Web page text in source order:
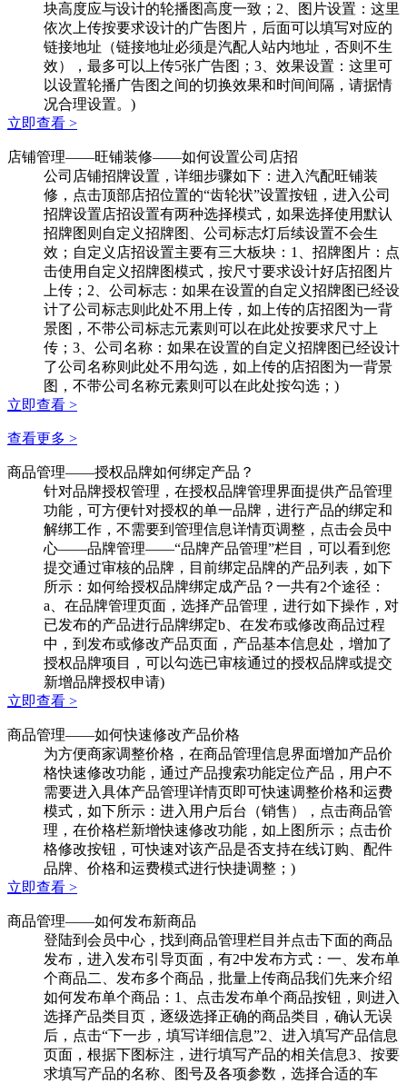
块高度应与设计的轮播图高度一致；2、图片设置：这里
依次上传按要求设计的广告图片，后面可以填写对应的
链接地址（链接地址必须是汽配人站内地址，否则不生
效），最多可以上传5张广告图；3、效果设置：这里可
以设置轮播广告图之间的切换效果和时间间隔，请据情
况合理设置。)
立即查看 >
店铺管理——旺铺装修——如何设置公司店招
公司店铺招牌设置，详细步骤如下：进入汽配旺铺装
修，点击顶部店招位置的“齿轮状”设置按钮，进入公司
招牌设置店招设置有两种选择模式，如果选择使用默认
招牌图则自定义招牌图、公司标志灯后续设置不会生
效；自定义店招设置主要有三大板块：1、招牌图片：点
击使用自定义招牌图模式，按尺寸要求设计好店招图片
上传；2、公司标志：如果在设置的自定义招牌图已经设
计了公司标志则此处不用上传，如上传的店招图为一背
景图，不带公司标志元素则可以在此处按要求尺寸上
传；3、公司名称：如果在设置的自定义招牌图已经设计
了公司名称则此处不用勾选，如上传的店招图为一背景
图，不带公司名称元素则可以在此处按勾选；)
立即查看 >
查看更多 >
商品管理——授权品牌如何绑定产品？
针对品牌授权管理，在授权品牌管理界面提供产品管理
功能，可方便针对授权的单一品牌，进行产品的绑定和
解绑工作，不需要到管理信息详情页调整，点击会员中
心——品牌管理——“品牌产品管理”栏目，可以看到您
提交通过审核的品牌，目前绑定品牌的产品列表，如下
所示：如何给授权品牌绑定成产品？一共有2个途径：
a、在品牌管理页面，选择产品管理，进行如下操作，对
已发布的产品进行品牌绑定b、在发布或修改商品过程
中，到发布或修改产品页面，产品基本信息处，增加了
授权品牌项目，可以勾选已审核通过的授权品牌或提交
新增品牌授权申请)
立即查看 >
商品管理——如何快速修改产品价格
为方便商家调整价格，在商品管理信息界面增加产品价
格快速修改功能，通过产品搜索功能定位产品，用户不
需要进入具体产品管理详情页即可快速调整价格和运费
模式，如下所示：进入用户后台（销售），点击商品管
理，在价格栏新增快速修改功能，如上图所示；点击价
格修改按钮，可快速对该产品是否支持在线订购、配件
品牌、价格和运费模式进行快捷调整；)
立即查看 >
商品管理——如何发布新商品
登陆到会员中心，找到商品管理栏目并点击下面的商品
发布，进入发布引导页面，有2中发布方式：一、发布单
个商品二、发布多个商品，批量上传商品我们先来介绍
如何发布单个商品：1、点击发布单个商品按钮，则进入
选择产品类目页，逐级选择正确的商品类目，确认无误
后，点击“下一步，填写详细信息”2、进入填写产品信息
页面，根据下图标注，进行填写产品的相关信息3、按要
求填写产品的名称、图号及各项参数，选择合适的车